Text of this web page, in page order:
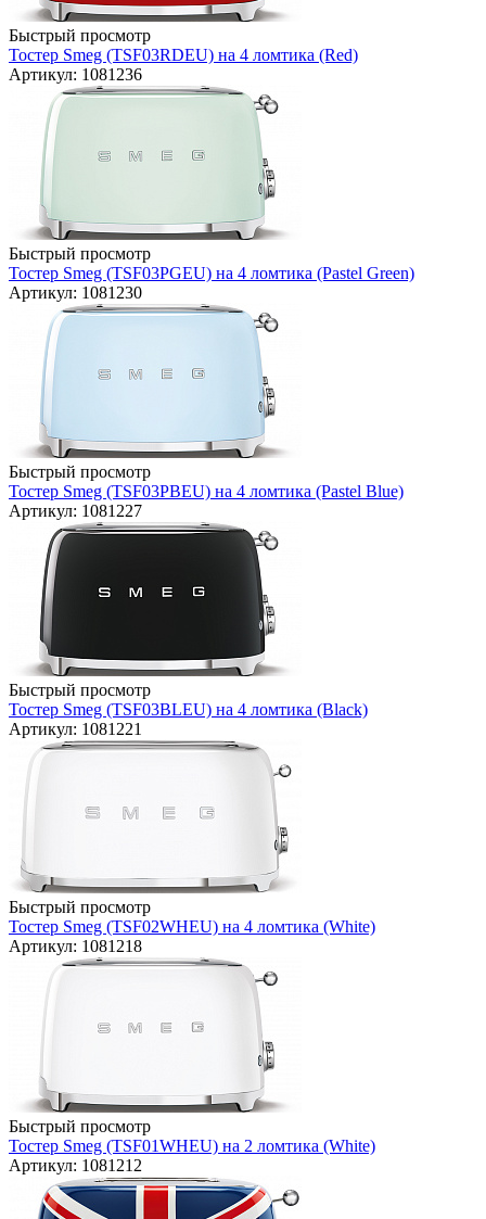
Быстрый просмотр
Тостер Smeg (TSF03RDEU) на 4 ломтика (Red)
Артикул: 1081236
Быстрый просмотр
Тостер Smeg (TSF03PGEU) на 4 ломтика (Pastel Green)
Артикул: 1081230
Быстрый просмотр
Тостер Smeg (TSF03PBEU) на 4 ломтика (Pastel Blue)
Артикул: 1081227
Быстрый просмотр
Тостер Smeg (TSF03BLEU) на 4 ломтика (Black)
Артикул: 1081221
Быстрый просмотр
Тостер Smeg (TSF02WHEU) на 4 ломтика (White)
Артикул: 1081218
Быстрый просмотр
Тостер Smeg (TSF01WHEU) на 2 ломтика (White)
Артикул: 1081212